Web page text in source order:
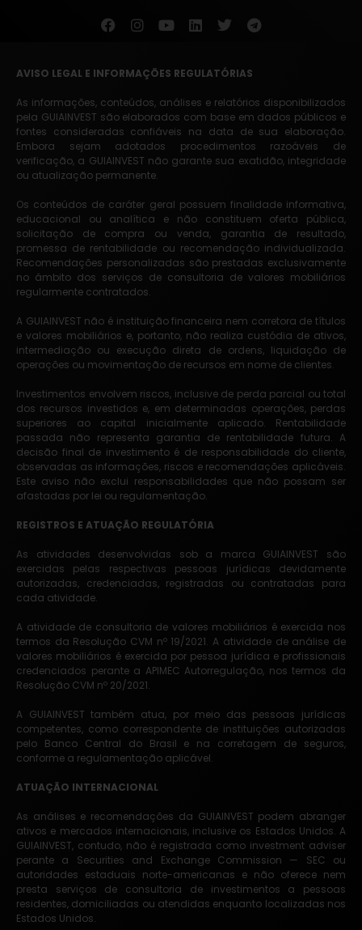
AVISO LEGAL E INFORMAÇÕES REGULATÓRIAS
As informações, conteúdos, análises e relatórios disponibilizados
pela GUIAINVEST são elaborados com base em dados públicos e
fontes consideradas confiáveis na data de sua elaboração.
Embora sejam adotados procedimentos razoáveis de
verificação, a GUIAINVEST não garante sua exatidão, integridade
ou atualização permanente.
Os conteúdos de caráter geral possuem finalidade informativa,
educacional ou analítica e não constituem oferta pública,
solicitação de compra ou venda, garantia de resultado,
promessa de rentabilidade ou recomendação individualizada.
Recomendações personalizadas são prestadas exclusivamente
no âmbito dos serviços de consultoria de valores mobiliários
regularmente contratados.
A GUIAINVEST não é instituição financeira nem corretora de títulos
e valores mobiliários e, portanto, não realiza custódia de ativos,
intermediação ou execução direta de ordens, liquidação de
operações ou movimentação de recursos em nome de clientes.
Investimentos envolvem riscos, inclusive de perda parcial ou total
dos recursos investidos e, em determinadas operações, perdas
superiores ao capital inicialmente aplicado. Rentabilidade
passada não representa garantia de rentabilidade futura. A
decisão final de investimento é de responsabilidade do cliente,
observadas as informações, riscos e recomendações aplicáveis.
Este aviso não exclui responsabilidades que não possam ser
afastadas por lei ou regulamentação.
REGISTROS E ATUAÇÃO REGULATÓRIA
As atividades desenvolvidas sob a marca GUIAINVEST são
exercidas pelas respectivas pessoas jurídicas devidamente
autorizadas, credenciadas, registradas ou contratadas para
cada atividade.
A atividade de consultoria de valores mobiliários é exercida nos
termos da Resolução CVM nº 19/2021. A atividade de análise de
valores mobiliários é exercida por pessoa jurídica e profissionais
credenciados perante a APIMEC Autorregulação, nos termos da
Resolução CVM nº 20/2021.
A GUIAINVEST também atua, por meio das pessoas jurídicas
competentes, como correspondente de instituições autorizadas
pelo Banco Central do Brasil e na corretagem de seguros,
conforme a regulamentação aplicável.
ATUAÇÃO INTERNACIONAL
As análises e recomendações da GUIAINVEST podem abranger
ativos e mercados internacionais, inclusive os Estados Unidos. A
GUIAINVEST, contudo, não é registrada como investment adviser
perante a Securities and Exchange Commission — SEC ou
autoridades estaduais norte-americanas e não oferece nem
presta serviços de consultoria de investimentos a pessoas
residentes, domiciliadas ou atendidas enquanto localizadas nos
Estados Unidos.